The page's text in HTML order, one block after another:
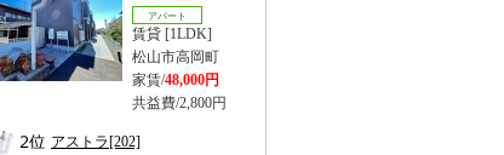
アパート
賃貸 [1LDK]
松山市高岡町
家賃/48,000円
共益費/2,800円
アストラ[202]